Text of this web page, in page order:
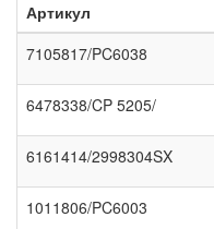
Артикул
7105817/PC6038
6478338/CP 5205/
6161414/2998304SX
1011806/PC6003